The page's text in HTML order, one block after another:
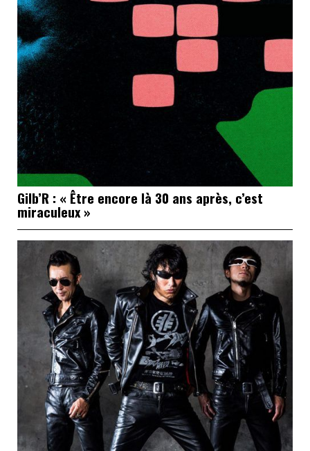
Gilb’R : « Être encore là 30 ans après, c’est
miraculeux »